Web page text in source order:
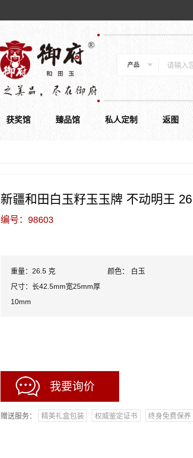
产品
获奖馆 臻品馆 私人定制 返图
新疆和田白玉籽玉玉牌 不动明王
编号：98603
重量：26.5 克 颜色： 白玉
尺寸：长42.5mm宽25mm厚
10mm
我要询价
赠送服务： 精美礼盒包装 权威鉴定证书 终身免费保养